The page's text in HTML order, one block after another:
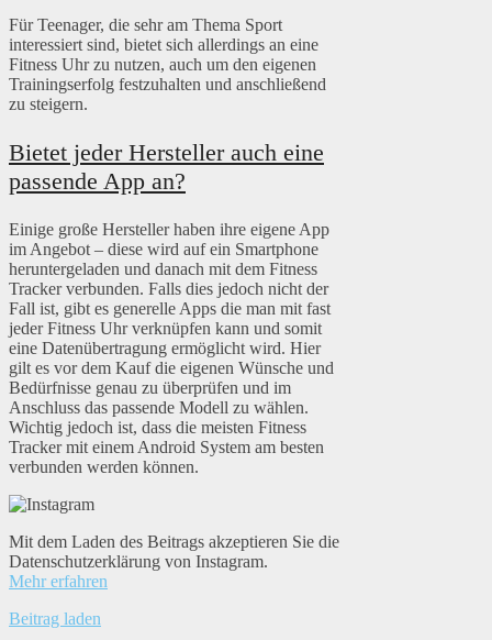
Für Teenager, die sehr am Thema Sport
interessiert sind, bietet sich allerdings an eine
Fitness Uhr zu nutzen, auch um den eigenen
Trainingserfolg festzuhalten und anschließend
zu steigern.
Bietet jeder Hersteller auch eine
passende App an?
Einige große Hersteller haben ihre eigene App
im Angebot – diese wird auf ein Smartphone
heruntergeladen und danach mit dem Fitness
Tracker verbunden. Falls dies jedoch nicht der
Fall ist, gibt es generelle Apps die man mit fast
jeder Fitness Uhr verknüpfen kann und somit
eine Datenübertragung ermöglicht wird. Hier
gilt es vor dem Kauf die eigenen Wünsche und
Bedürfnisse genau zu überprüfen und im
Anschluss das passende Modell zu wählen.
Wichtig jedoch ist, dass die meisten Fitness
Tracker mit einem Android System am besten
verbunden werden können.
Mit dem Laden des Beitrags akzeptieren Sie die
Datenschutzerklärung von Instagram.
Mehr erfahren
Beitrag laden